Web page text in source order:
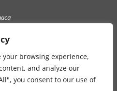
your browsing experience,
and analyze our
you consent to our use of
Grad Beli Manastir ne smije stupati u